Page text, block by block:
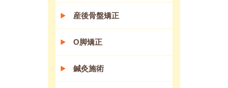
産後骨盤矯正
O脚矯正
鍼灸施術